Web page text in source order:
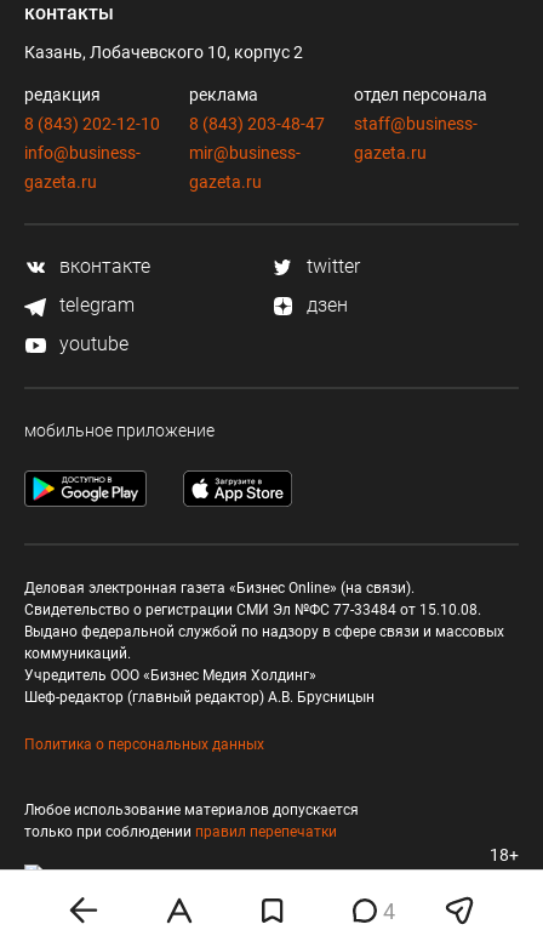
4
контакты
Казань, Лобачевского 10, корпус 2
редакция
8 (843) 202-12-10
info@business-
gazeta.ru
реклама
8 (843) 203-48-47
mir@business-
gazeta.ru
отдел персонала
staff@business-
gazeta.ru
вконтакте
twitter
telegram
дзен
youtube
мобильное приложение
Деловая электронная газета «Бизнес Online» (на связи).
Свидетельство о регистрации СМИ Эл №ФС 77-33484 от 15.10.08.
Выдано федеральной службой по надзору в сфере связи и массовых
коммуникаций.
Учредитель ООО «Бизнес Медия Холдинг»
Шеф-редактор (главный редактор) А.В. Брусницын
Политика о персональных данных
Любое использование материалов допускается
только при соблюдении правил перепечатки
18+